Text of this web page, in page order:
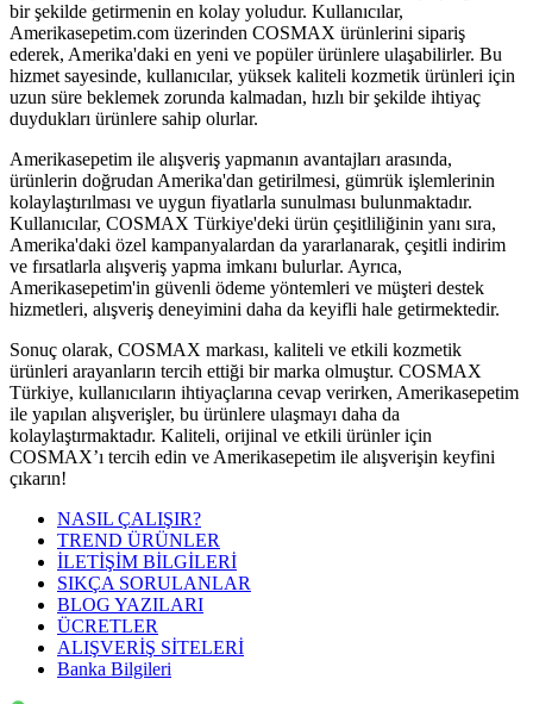
bir şekilde getirmenin en kolay yoludur. Kullanıcılar,
Amerikasepetim.com üzerinden COSMAX ürünlerini sipariş
ederek, Amerika'daki en yeni ve popüler ürünlere ulaşabilirler. Bu
hizmet sayesinde, kullanıcılar, yüksek kaliteli kozmetik ürünleri için
uzun süre beklemek zorunda kalmadan, hızlı bir şekilde ihtiyaç
duydukları ürünlere sahip olurlar.
Amerikasepetim ile alışveriş yapmanın avantajları arasında,
ürünlerin doğrudan Amerika'dan getirilmesi, gümrük işlemlerinin
kolaylaştırılması ve uygun fiyatlarla sunulması bulunmaktadır.
Kullanıcılar, COSMAX Türkiye'deki ürün çeşitliliğinin yanı sıra,
Amerika'daki özel kampanyalardan da yararlanarak, çeşitli indirim
ve fırsatlarla alışveriş yapma imkanı bulurlar. Ayrıca,
Amerikasepetim'in güvenli ödeme yöntemleri ve müşteri destek
hizmetleri, alışveriş deneyimini daha da keyifli hale getirmektedir.
Sonuç olarak, COSMAX markası, kaliteli ve etkili kozmetik
ürünleri arayanların tercih ettiği bir marka olmuştur. COSMAX
Türkiye, kullanıcıların ihtiyaçlarına cevap verirken, Amerikasepetim
ile yapılan alışverişler, bu ürünlere ulaşmayı daha da
kolaylaştırmaktadır. Kaliteli, orijinal ve etkili ürünler için
COSMAX’ı tercih edin ve Amerikasepetim ile alışverişin keyfini
çıkarın!
NASIL ÇALIŞIR?
TREND ÜRÜNLER
İLETİŞİM BİLGİLERİ
SIKÇA SORULANLAR
BLOG YAZILARI
ÜCRETLER
ALIŞVERİŞ SİTELERİ
Banka Bilgileri